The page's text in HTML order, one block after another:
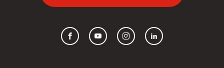
FacebookYouTubeInstagramLinkedIn